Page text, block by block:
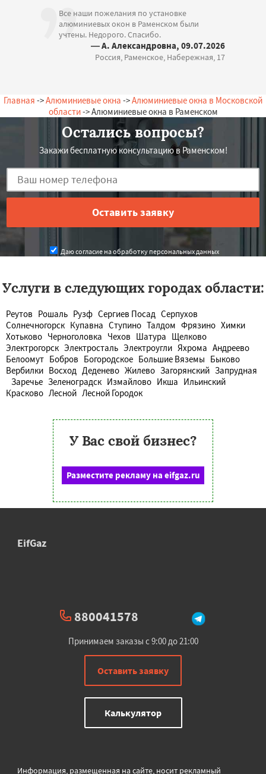
Все наши пожелания по установке
алюминиевых окон в Раменском были
учтены. Недорого. Спасибо.
— А. Александровна, 09.07.2026
Россия, Раменское, Набережная, 17
Главная ->Алюминиевые окна ->Алюминиевые окна в Московской
области-> Алюминиевые окна в Раменском
Остались вопросы?
Закажи бесплатную консультацию в Раменском!
Даю согласие на обработку персональных данных
Услуги в следующих городах области:
Реутов Рошаль Рузф Сергиев Посад Серпухов
Солнечногорск Купавна Ступино Талдом Фрязино Химки
Хотьково Черноголовка Чехов Шатура Щелково
Электрогорск Электросталь Электроугли Яхрома Андреево
Белоомут Бобров Богородское Большие Вяземы Быково
Вербилки Восход Деденево Жилево Загорянский Запрудная
Заречье Зеленоградск Измайлово Икша Ильинский
Красково Лесной Лесной Городок
У Вас свой бизнес?
Разместите рекламу на eifgaz.ru
EifGaz
880041578
Принимаем заказы с 9:00 до 21:00
Оставить заявку
Калькулятор
Информация, размещенная на сайте, носит рекламный